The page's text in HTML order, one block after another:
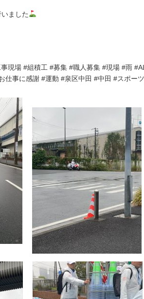
ました
現場 #組積工 #募集 #職人募集 #現場 #雨
仕事に感謝 #運動 #泉区中田 #中田 #スポー